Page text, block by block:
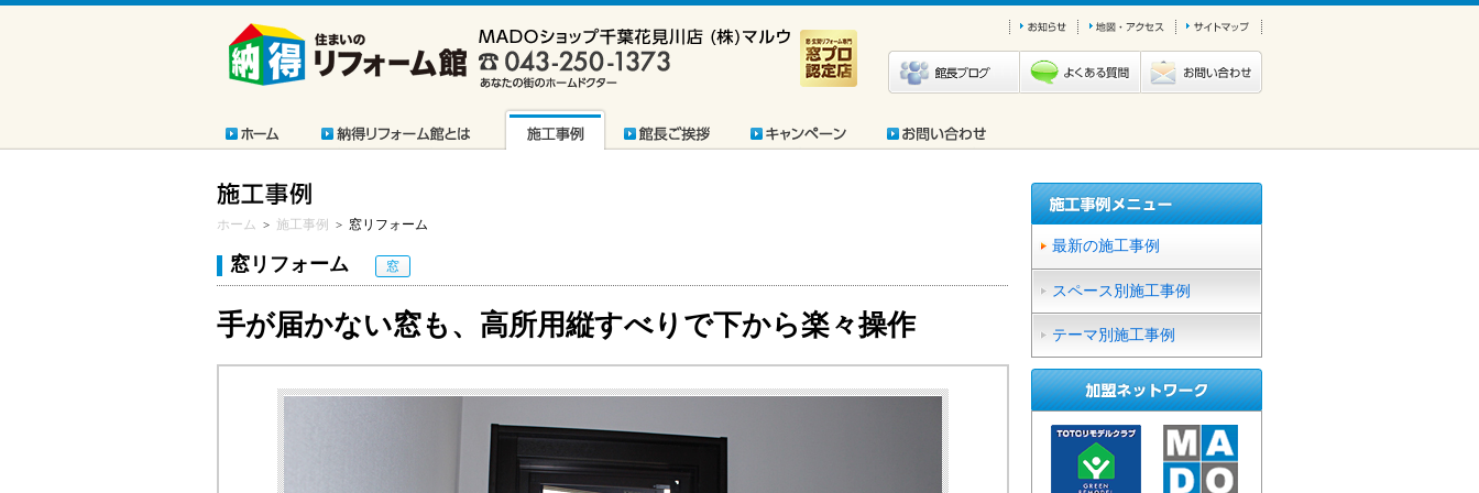
ホーム > 施工事例 > 窓リフォーム
窓リフォーム 窓
手が届かない窓も、高所用縦すべりで下から楽々操作
最新の施工事例
スペース別施工事例
テーマ別施工事例